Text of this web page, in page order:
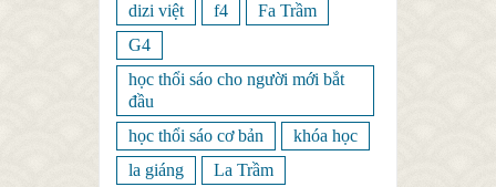
dizi việt
f4
Fa Trầm
G4
học thổi sáo cho người mới bắt
đầu
học thổi sáo cơ bản
khóa học
la giáng
La Trầm